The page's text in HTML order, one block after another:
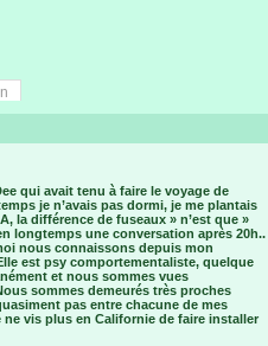
qui avait tenu à faire le voyage de
je n’avais pas dormi, je me plantais
la différence de fuseaux » n’est que »
longtemps une conversation après 20h..
nous connaissons depuis mon
est psy comportementaliste, quelque
et nous sommes vues
sommes demeurés très proches
pas entre chacune de mes
ne vis plus en Californie de faire installer